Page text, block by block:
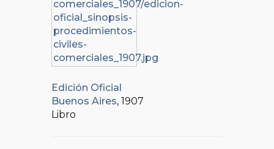
Edición Oficial
Buenos Aires, 1907
Libro